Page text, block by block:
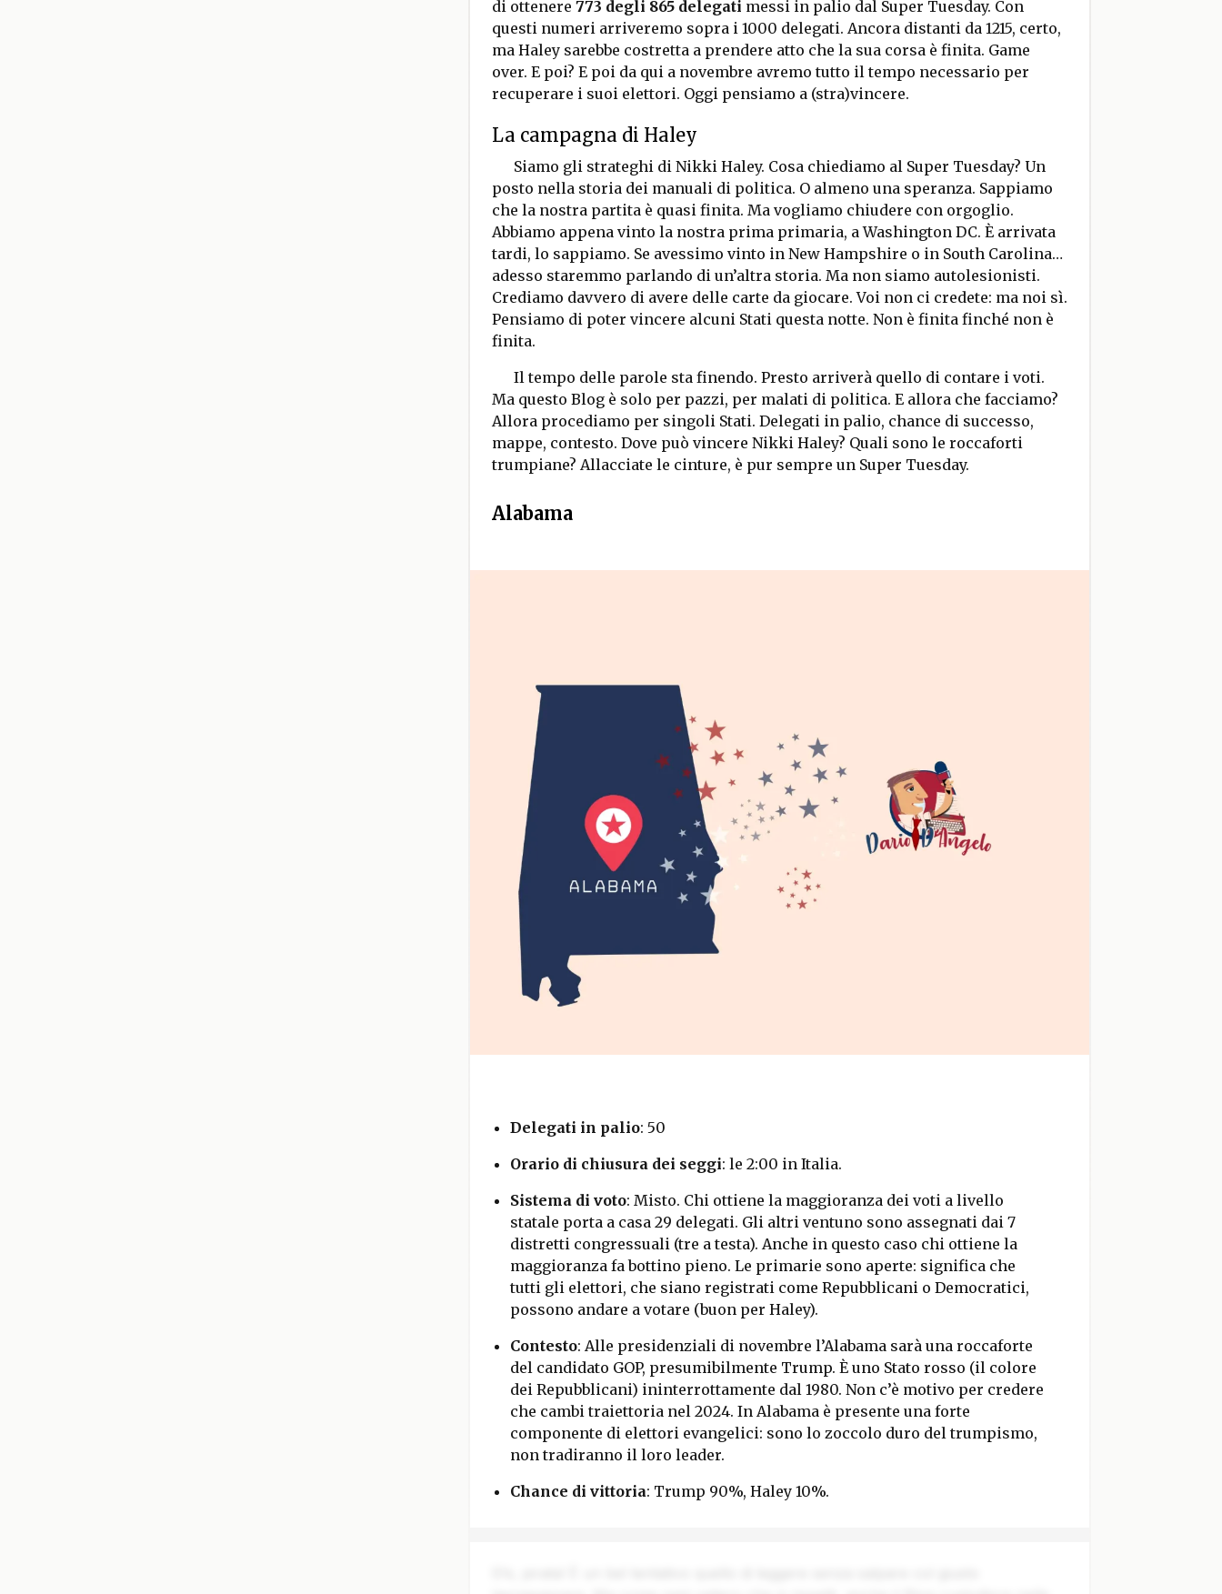
di ottenere 773 degli 865 delegati messi in palio dal Super Tuesday. Con
questi numeri arriveremo sopra i 1000 delegati. Ancora distanti da 1215, certo,
ma Haley sarebbe costretta a prendere atto che la sua corsa è finita. Game
over. E poi? E poi da qui a novembre avremo tutto il tempo necessario per
recuperare i suoi elettori. Oggi pensiamo a (stra)vincere.
La campagna di Haley
Siamo gli strateghi di Nikki Haley. Cosa chiediamo al Super Tuesday? Un
posto nella storia dei manuali di politica. O almeno una speranza. Sappiamo
che la nostra partita è quasi finita. Ma vogliamo chiudere con orgoglio.
Abbiamo appena vinto la nostra prima primaria, a Washington DC. È arrivata
tardi, lo sappiamo. Se avessimo vinto in New Hampshire o in South Carolina…
adesso staremmo parlando di un’altra storia. Ma non siamo autolesionisti.
Crediamo davvero di avere delle carte da giocare. Voi non ci credete: ma noi sì.
Pensiamo di poter vincere alcuni Stati questa notte. Non è finita finché non è
finita.
Il tempo delle parole sta finendo. Presto arriverà quello di contare i voti.
Ma questo Blog è solo per pazzi, per malati di politica. E allora che facciamo?
Allora procediamo per singoli Stati. Delegati in palio, chance di successo,
mappe, contesto. Dove può vincere Nikki Haley? Quali sono le roccaforti
trumpiane? Allacciate le cinture, è pur sempre un Super Tuesday.
Alabama
Delegati in palio: 50
Orario di chiusura dei seggi: le 2:00 in Italia.
Sistema di voto: Misto. Chi ottiene la maggioranza dei voti a livello
statale porta a casa 29 delegati. Gli altri ventuno sono assegnati dai 7
distretti congressuali (tre a testa). Anche in questo caso chi ottiene la
maggioranza fa bottino pieno. Le primarie sono aperte: significa che
tutti gli elettori, che siano registrati come Repubblicani o Democratici,
possono andare a votare (buon per Haley).
Contesto: Alle presidenziali di novembre l’Alabama sarà una roccaforte
del candidato GOP, presumibilmente Trump. È uno Stato rosso (il colore
dei Repubblicani) ininterrottamente dal 1980. Non c’è motivo per credere
che cambi traiettoria nel 2024. In Alabama è presente una forte
componente di elettori evangelici: sono lo zoccolo duro del trumpismo,
non tradiranno il loro leader.
Chance di vittoria: Trump 90%, Haley 10%.